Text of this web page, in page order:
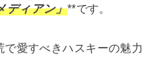
ディアン」**です。
で愛すべきハスキーの魅力